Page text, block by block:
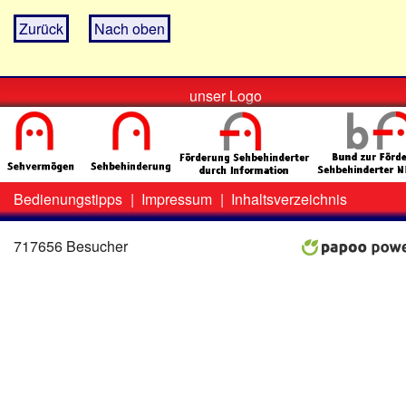
Zurück Nach oben
unser Logo
Zweit-
Menü
Bedienungstipps | Impressum | Inhaltsverzeichnis
717656 Besucher